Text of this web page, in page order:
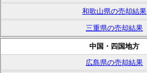
和歌山県の売却結果
三重県の売却結果
中国・四国地方
広島県の売却結果